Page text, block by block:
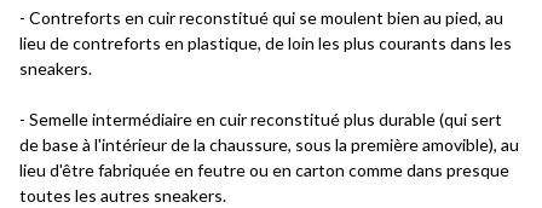
- Contreforts en cuir reconstitué qui se moulent bien au pied, au
lieu de contreforts en plastique, de loin les plus courants dans les
sneakers.
- Semelle intermédiaire en cuir reconstitué plus durable (qui sert
de base à l'intérieur de la chaussure, sous la première amovible), au
lieu d'être fabriquée en feutre ou en carton comme dans presque
toutes les autres sneakers.